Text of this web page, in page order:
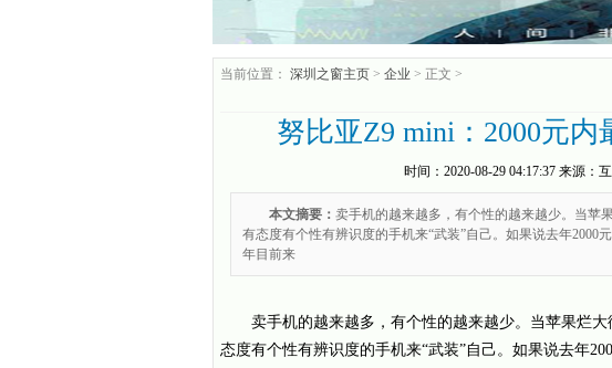
当前位置： 深圳之窗主页 > 企业 > 正文 >
努比亚Z9 mini：2000元
时间： 2020-08-29 04:17:37来源：
本文摘要： 卖手机的越来越多，有个性的越来越少。当苹
有态度有个性有辨识度的手机来“武装”自己。如果说去年2000
年目前来
卖手机的越来越多，有个性的越来越少。当苹果烂
态度有个性有辨识度的手机来“武装”自己。如果说去年